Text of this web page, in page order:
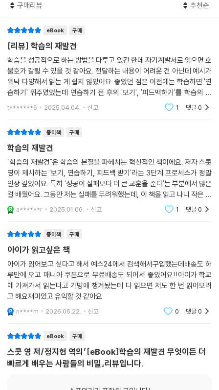
구매리뷰 추천순
eBook 구매
[리뷰] 학습의 재발견
학습을 성공적으로 하는 방법을 다루고 있긴 한데 자기계발서로 읽으면 호
불호가 갈릴 수 있을 것 같아요. 전달하는 내용이 어려운 건 아닌데 예시가
워낙 다양해서 읽는 게 쉽지 않았어요. 좋았던 점은 이전에는 학습하면 '연
습하기' 위주였었는데 연습하기 전 후의 '보기', '피드백하기'를 학습의 일
부로 생각하여 계획을 세울 수 있을 것 같아 기대됩니다.
t*******6 2025.04.04. 신고 1 댓글0
종이책 구매
학습의 재발견
"학습의 재발견"은 학습의 본질을 파헤치는 혁신적인 책이에요. 저자 스콧
영이 제시하는 '보기, 연습하기, 피드백 받기'라는 3단계 프로세스가 정말
인상 깊었어요. 특히 '성공이 실패보다 더 큰 교훈을 준다'는 부분에서 많은
걸 배웠어요. 그동안 저는 실패를 두려워했는데, 이 책을 읽고 나니 작은 성
공들을 쌓아가는 게 얼마나 중요한지 깨달았죠.또 '최적의 난이도 찾기'와
'플래시
a******r 2025.01.06. 신고 1 댓글0
종이책 구매
아이가 읽고싶은 책
아이가 읽어보고 싶다고 해서 예스24에서 검색해서구입했는데배송도 하
루만에 오고 매니아 쿠폰으로 무료배송도 되어서 좋았어요!!아이가 학교
에 가져가서 읽는다고 가방에 챙겨놨는데 다 읽으면 저도 한 번 읽어보려
고 해요재미있고 유익할 것 같아요
n****m 2026.06.22. 신고 0 댓글0
eBook 구매
스콧 영 저/정지현 역의『[eBook]학습의 재발견 무엇이든 더
빠르게 배우는 사람들의 비밀』리뷰입니다.